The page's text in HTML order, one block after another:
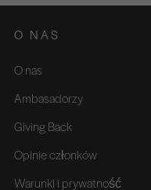
O NAS
O nas
Ambasadorzy
Giving Back
Opinie członków
Warunki i prywatność